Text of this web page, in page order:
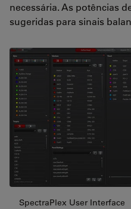
necessária. As potências
sugeridas para sinais
SpectraPlex User Interface